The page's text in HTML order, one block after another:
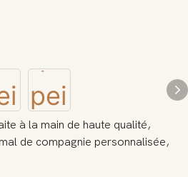
à la main de haute qualité,
de compagnie personnalisée,